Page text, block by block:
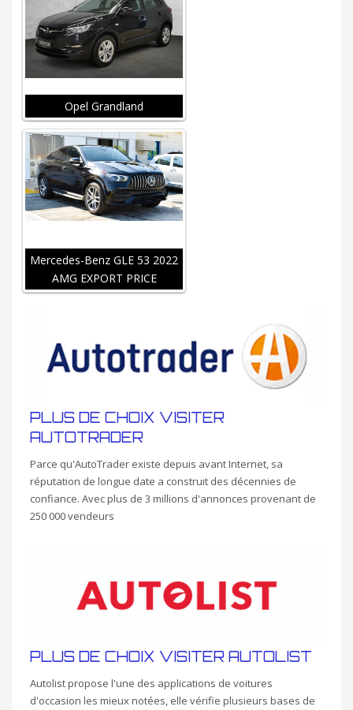
Opel Grandland
Mercedes-Benz GLE 53 2022
AMG EXPORT PRICE
PLUS DE CHOIX VISITER
AUTOTRADER
Parce qu'AutoTrader existe depuis avant Internet, sa
réputation de longue date a construit des décennies de
confiance. Avec plus de 3 millions d'annonces provenant de
250 000 vendeurs
PLUS DE CHOIX VISITER AUTOLIST
Autolist propose l'une des applications de voitures
d'occasion les mieux notées, elle vérifie plusieurs bases de